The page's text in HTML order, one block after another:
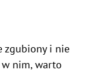
zgubiony i nie
w nim, warto